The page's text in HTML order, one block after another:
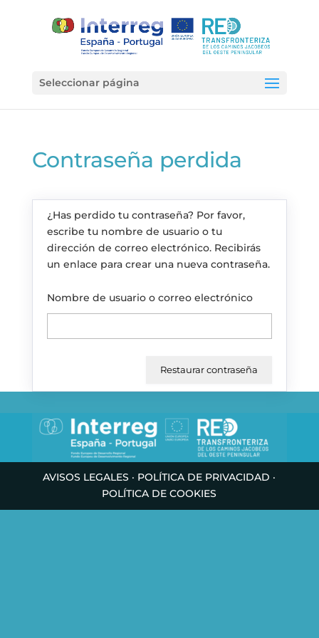
Seleccionar página
Contraseña perdida
¿Has perdido tu contraseña? Por favor,
escribe tu nombre de usuario o tu
dirección de correo electrónico. Recibirás
un enlace para crear una nueva contraseña.
Nombre de usuario o correo electrónico
AVISOS LEGALES · POLÍTICA DE PRIVACIDAD ·
POLÍTICA DE COOKIES